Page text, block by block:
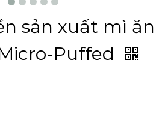
sản xuất mì ăn
Puffed